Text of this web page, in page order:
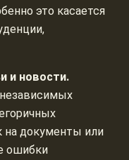
это касается
и новости.
на документы или
ошибки